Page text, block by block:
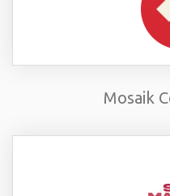
Mosaik